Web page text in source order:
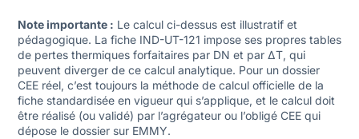
Note importante : Le calcul ci-dessus est illustratif et
pédagogique. La fiche IND-UT-121 impose ses propres tables
de pertes thermiques forfaitaires par DN et par ΔT, qui
peuvent diverger de ce calcul analytique. Pour un dossier
CEE réel, c’est toujours la méthode de calcul officielle de la
fiche standardisée en vigueur qui s’applique, et le calcul doit
être réalisé (ou validé) par l’agrégateur ou l’obligé CEE qui
dépose le dossier sur EMMY.